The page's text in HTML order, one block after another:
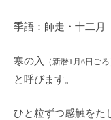
季語：師走・十二月
寒の入 （新暦1月6日ごろ
と呼びます。
ひと粒ずつ感触をた